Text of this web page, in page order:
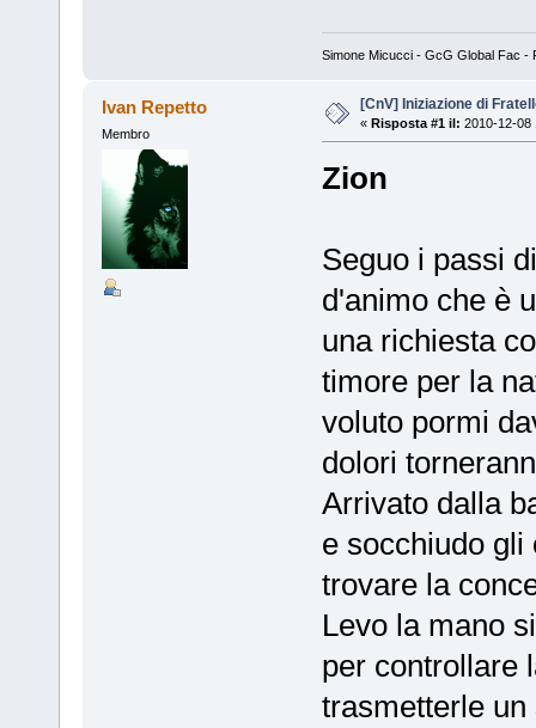
Simone Micucci - GcG Global Fac -
Ivan Repetto
Membro
[CnV] Iniziazione di
« Risposta #1 il: 2010-12-08
Zion
Seguo i passi
d'animo che è
una richiesta
timore per la
voluto pormi
dolori
Arrivato dalla
e socchiudo gli
trovare la
Levo la mano
per controllare
trasmetterle